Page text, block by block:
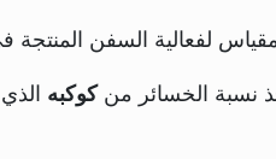
لفعالية السفن المنتجة
نسبة الخسائر منكوكبه